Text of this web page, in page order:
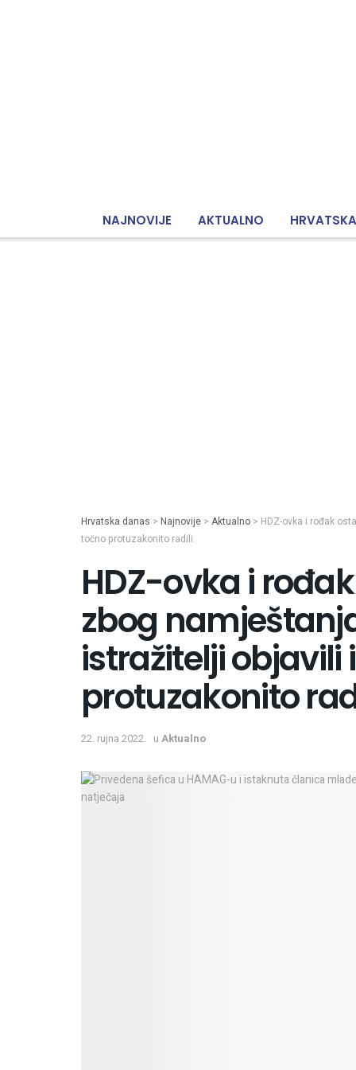
NAJNOVIJE AKTUALNO HRVATSKA
Hrvatska danas > Najnovije > Aktualno > HDZ-ovka i rođak
točno protuzakonito radili
HDZ-ovka i
zbog
istražitelji objavili
protuzakonito
22. rujna 2022. u Aktualno